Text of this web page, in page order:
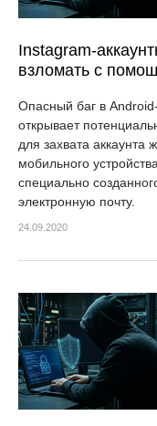
Instagram-
взломать с
Опасный баг в
открывает
для захвата
мобильного
специально
электронную почту.
24.09.2020